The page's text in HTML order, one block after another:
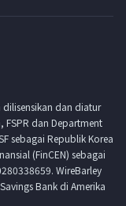
dan diatur
FSPR dan Department
sebagai Republik Korea
(FinCEN) sebagai
WireBarley
Bank di Amerika